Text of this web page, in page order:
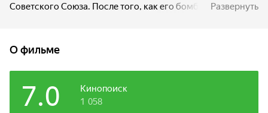
Советского Союза. После того, как его бомбардировщик
ухаживала за больным, пряча его в подвале школы. У них
был маленький друг — бесстрашный школьник Васюков.
Когда Чадвик окреп, они втроем пошли к партизанам.
— и женщина получила тяжелое ранение. Последние
метры были невыносимо трудными, но все трое
Развернуть
О фильме
Кинопоиск
7.0 1 058